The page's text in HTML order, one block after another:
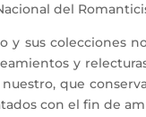
del
sus colecciones
y
que
con el fin de